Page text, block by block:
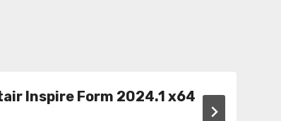
Inspire Form 2024.1 x64